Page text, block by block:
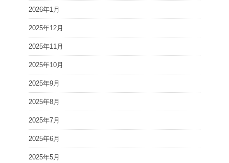
2026年1月
2025年12月
2025年11月
2025年10月
2025年9月
2025年8月
2025年7月
2025年6月
2025年5月